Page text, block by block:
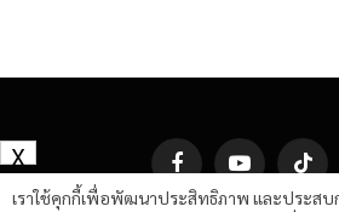
FacebookYouTube
เราใช้คุกกี้เพื่อพัฒนาประสิทธิภาพ และประสบ
X